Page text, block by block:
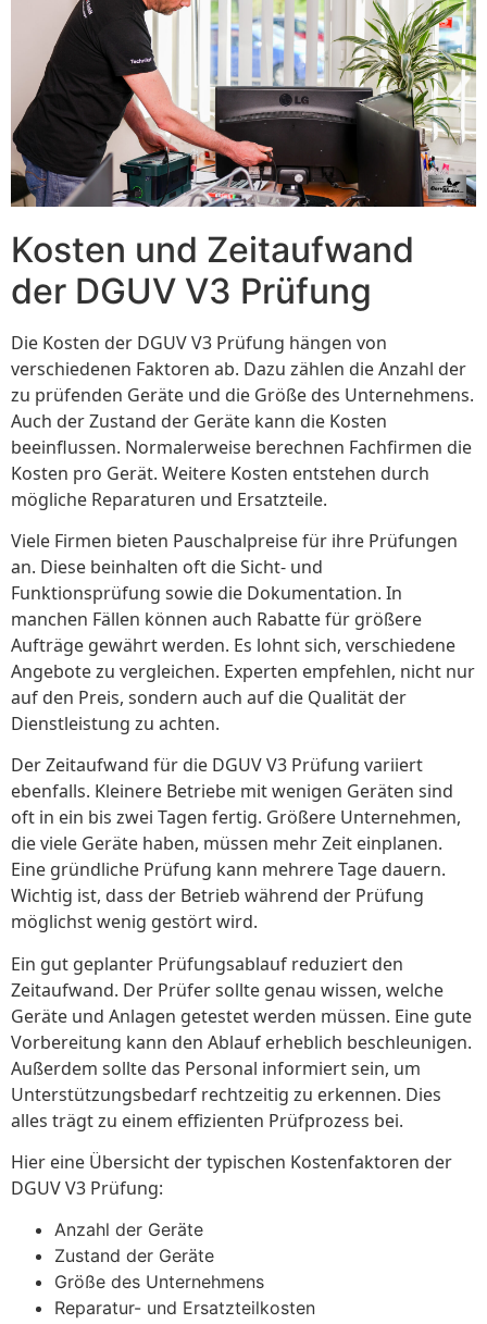
Kosten und Zeitaufwand
der DGUV V3 Prüfung
Die Kosten der DGUV V3 Prüfung hängen von
verschiedenen Faktoren ab. Dazu zählen die Anzahl der
zu prüfenden Geräte und die Größe des Unternehmens.
Auch der Zustand der Geräte kann die Kosten
beeinflussen. Normalerweise berechnen Fachfirmen die
Kosten pro Gerät. Weitere Kosten entstehen durch
mögliche Reparaturen und Ersatzteile.
Viele Firmen bieten Pauschalpreise für ihre Prüfungen
an. Diese beinhalten oft die Sicht- und
Funktionsprüfung sowie die Dokumentation. In
manchen Fällen können auch Rabatte für größere
Aufträge gewährt werden. Es lohnt sich, verschiedene
Angebote zu vergleichen. Experten empfehlen, nicht nur
auf den Preis, sondern auch auf die Qualität der
Dienstleistung zu achten.
Der Zeitaufwand für die DGUV V3 Prüfung variiert
ebenfalls. Kleinere Betriebe mit wenigen Geräten sind
oft in ein bis zwei Tagen fertig. Größere Unternehmen,
die viele Geräte haben, müssen mehr Zeit einplanen.
Eine gründliche Prüfung kann mehrere Tage dauern.
Wichtig ist, dass der Betrieb während der Prüfung
möglichst wenig gestört wird.
Ein gut geplanter Prüfungsablauf reduziert den
Zeitaufwand. Der Prüfer sollte genau wissen, welche
Geräte und Anlagen getestet werden müssen. Eine gute
Vorbereitung kann den Ablauf erheblich beschleunigen.
Außerdem sollte das Personal informiert sein, um
Unterstützungsbedarf rechtzeitig zu erkennen. Dies
alles trägt zu einem effizienten Prüfprozess bei.
Hier eine Übersicht der typischen Kostenfaktoren der
DGUV V3 Prüfung:
Anzahl der Geräte
Zustand der Geräte
Größe des Unternehmens
Reparatur- und Ersatzteilkosten